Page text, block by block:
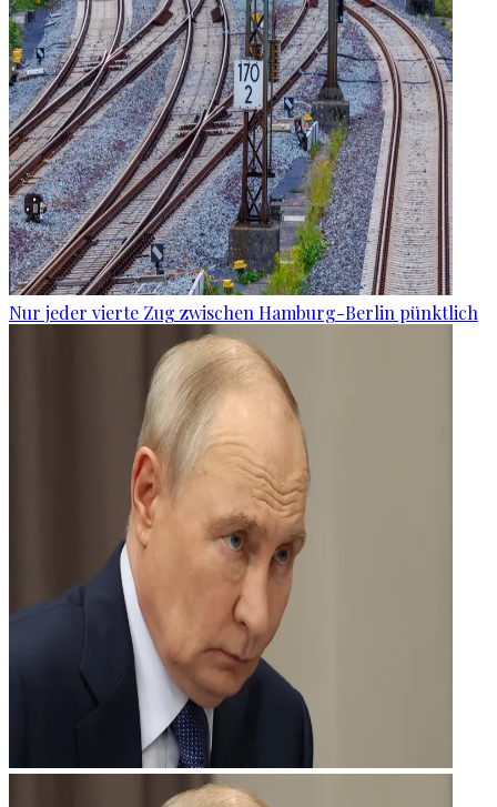
Nur jeder vierte Zug zwischen Hamburg-Berlin pünktlich